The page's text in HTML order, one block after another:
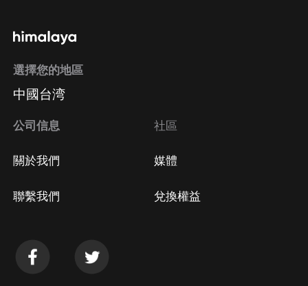
選擇您的地區
中國台湾
公司信息
關於我們
聯繫我們
社區
媒體
兌換權益